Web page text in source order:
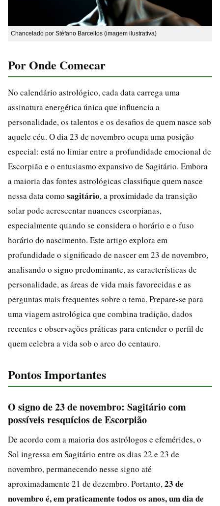
Chancelado por Stéfano Barcellos (imagem ilustrativa)
Por Onde Comecar
No calendário astrológico, cada data carrega uma
assinatura energética única que influencia a
personalidade, os talentos e os desafios de quem nasce sob
aquele céu. O dia 23 de novembro ocupa uma posição
especial: está no limiar entre a profundidade emocional de
Escorpião e o entusiasmo expansivo de Sagitário. Embora
a maioria das fontes astrológicas classifique quem nasce
nessa data como sagitário, a proximidade da transição
solar pode acrescentar nuances escorpianas,
especialmente quando se considera o horário e o fuso
horário do nascimento. Este artigo explora em
profundidade o significado de nascer em 23 de novembro,
analisando o signo predominante, as características de
personalidade, as áreas de vida mais favorecidas e as
perguntas mais frequentes sobre o tema. Prepare-se para
uma viagem astrológica que combina tradição, dados
recentes e observações práticas para entender o perfil de
quem celebra a vida sob o arco do centauro.
Pontos Importantes
O signo de 23 de novembro: Sagitário com
possíveis resquícios de Escorpião
De acordo com a maioria dos astrólogos e efemérides, o
Sol ingressa em Sagitário entre os dias 22 e 23 de
novembro, permanecendo nesse signo até
aproximadamente 21 de dezembro. Portanto, 23 de
novembro é, em praticamente todos os anos, um dia de